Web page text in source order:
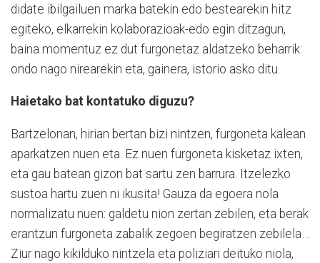
didate ibilgailuen marka batekin edo bestearekin hitz
egiteko, elkarrekin kolaborazioak-edo egin ditzagun,
baina momentuz ez dut furgonetaz aldatzeko beharrik:
ondo nago nirearekin eta, gainera, istorio asko ditu.
Haietako bat kontatuko diguzu?
Bartzelonan, hirian bertan bizi nintzen, furgoneta kalean
aparkatzen nuen eta. Ez nuen furgoneta kisketaz ixten,
eta gau batean gizon bat sartu zen barrura. Itzelezko
sustoa hartu zuen ni ikusita! Gauza da egoera nola
normalizatu nuen: galdetu nion zertan zebilen, eta berak
erantzun furgoneta zabalik zegoen begiratzen zebilela…
Ziur nago kikilduko nintzela eta poliziari deituko niola,